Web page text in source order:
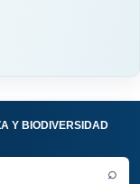
Y BIODIVERSIDAD
⌕